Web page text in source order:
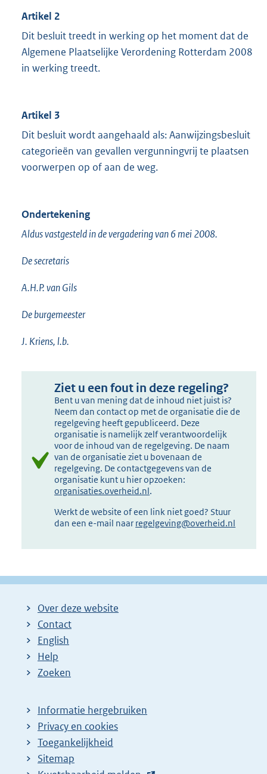
Artikel 2
Dit besluit treedt in werking op het moment dat de
Algemene Plaatselijke Verordening Rotterdam 2008
in werking treedt.
Artikel 3
Dit besluit wordt aangehaald als: Aanwijzingsbesluit
categorieën van gevallen vergunningvrij te plaatsen
voorwerpen op of aan de weg.
Ondertekening
Aldus vastgesteld in de vergadering van 6 mei 2008.
De secretaris
A.H.P. van Gils
De burgemeester
J. Kriens, l.b.
Ziet u een fout in deze regeling?
Bent u van mening dat de inhoud niet juist is?
Neem dan contact op met de organisatie die de
regelgeving heeft gepubliceerd. Deze
organisatie is namelijk zelf verantwoordelijk
voor de inhoud van de regelgeving. De naam
van de organisatie ziet u bovenaan de
regelgeving. De contactgegevens van de
organisatie kunt u hier opzoeken:
organisaties.overheid.nl.
Werkt de website of een link niet goed? Stuur
dan een e-mail naar regelgeving@overheid.nl
Over deze website
Contact
English
Help
Zoeken
Informatie hergebruiken
Privacy en cookies
Toegankelijkheid
Sitemap